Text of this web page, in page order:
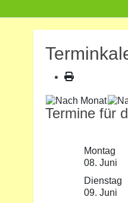
Termine für
Montag
08. Juni
Dienstag
09. Juni